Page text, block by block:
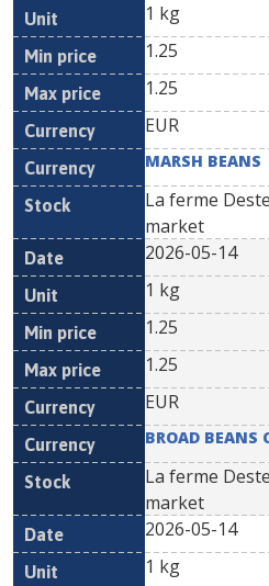
1 kg
1.25
1.25
EUR
MARSH BEANS
La ferme
market
2026-05-14
1 kg
1.25
1.25
EUR
BROAD BEANS
La ferme
market
2026-05-14
1 kg